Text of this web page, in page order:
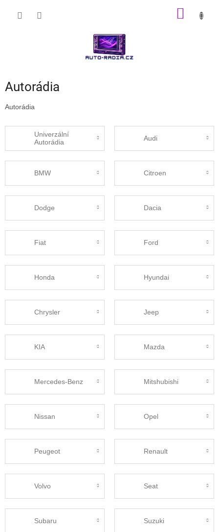
Autorádia
Autorádia
Univerzální
Autorádia
Audi
BMW Citroen
Dodge Dacia
Fiat Ford
Honda Hyundai
Chrysler Jeep
KIA Mazda
Mercedes-Benz Mitshubishi
Nissan Opel
Peugeot Renault
Volvo Seat
Subaru Suzuki